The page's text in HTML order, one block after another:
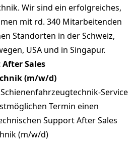
Wir sind ein erfolgreiches,
mit rd. 340 Mitarbeitenden
Standorten in der Schweiz,
USA und in Singapur.
Sales
(m/w/d)
Service
Termin einen
Support After Sales
(m/w/d)